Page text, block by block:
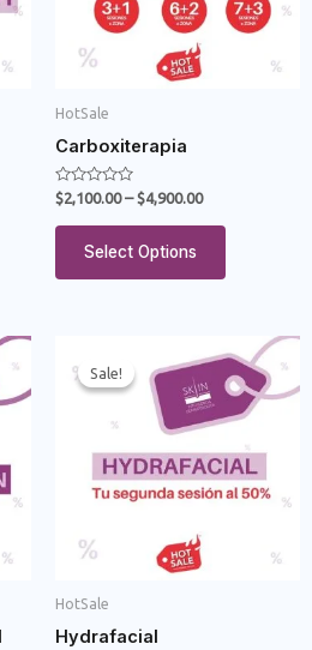
HotSale
Carboxiterapia
Rated
0
out
$2,100.00–$4,900.00
Select Options
Sale!
Sale!
HotSale
Hydrafacial